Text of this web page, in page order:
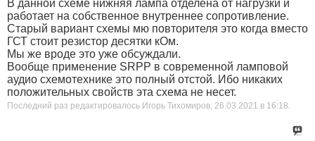
В данной схеме нижняя лампа отделена от нагрузки и
работает на собственное внутреннее сопротивление.
Старый вариант схемы мю повторителя это когда вместо
ГСТ стоит резистор десятки кОм.
Мы же вроде это уже обсуждали.
Вообще применение SRPP в современной ламповой
аудио схемотехнике это полный отстой. Ибо никаких
положительных свойств эта схема не несет.
Последний раз редактировалось Игорь Тихомиров; 26.03.2021 в 16:18.